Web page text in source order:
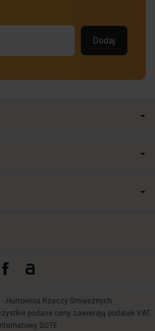
- Hurtownia Rzeczy Śmiesznych.
podane ceny zawierają podatek VAT.
SOTE